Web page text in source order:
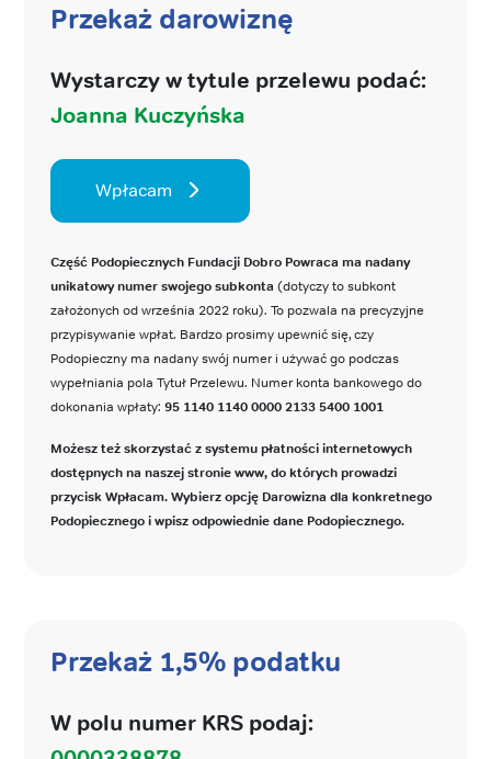
Przekaż darowiznę
Wystarczy w tytule przelewu podać:
Joanna Kuczyńska
Wpłacam
Część Podopiecznych Fundacji Dobro Powraca ma nadany
unikatowy numer swojego subkonta (dotyczy to subkont
założonych od września 2022 roku). To pozwala na precyzyjne
przypisywanie wpłat. Bardzo prosimy upewnić się, czy
Podopieczny ma nadany swój numer i używać go podczas
wypełniania pola Tytuł Przelewu. Numer konta bankowego do
dokonania wpłaty: 95 1140 1140 0000 2133 5400 1001
Możesz też skorzystać z systemu płatności internetowych
dostępnych na naszej stronie www, do których prowadzi
przycisk Wpłacam. Wybierz opcję Darowizna dla konkretnego
Podopiecznego i wpisz odpowiednie dane Podopiecznego.
Przekaż 1,5% podatku
W polu numer KRS podaj: